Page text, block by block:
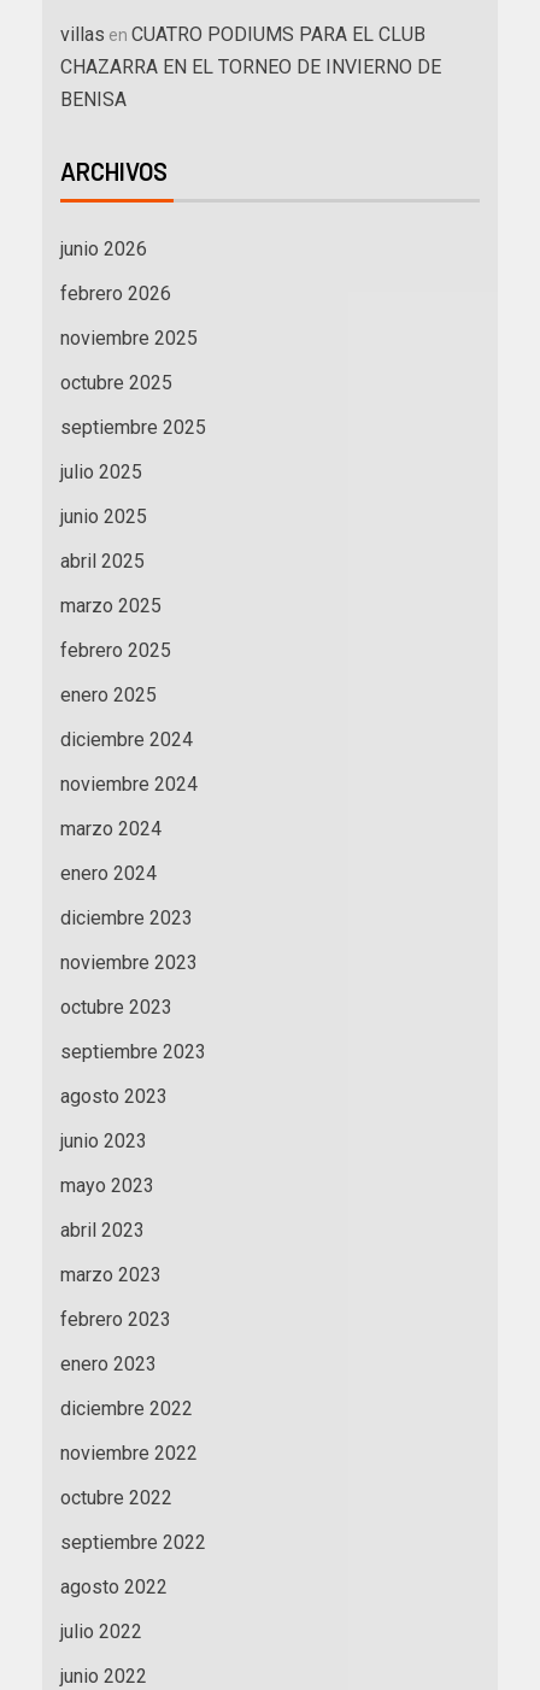
villas en CUATRO PODIUMS PARA EL CLUB
CHAZARRA EN EL TORNEO DE INVIERNO DE
BENISA
ARCHIVOS
junio 2026
febrero 2026
noviembre 2025
octubre 2025
septiembre 2025
julio 2025
junio 2025
abril 2025
marzo 2025
febrero 2025
enero 2025
diciembre 2024
noviembre 2024
marzo 2024
enero 2024
diciembre 2023
noviembre 2023
octubre 2023
septiembre 2023
agosto 2023
junio 2023
mayo 2023
abril 2023
marzo 2023
febrero 2023
enero 2023
diciembre 2022
noviembre 2022
octubre 2022
septiembre 2022
agosto 2022
julio 2022
junio 2022